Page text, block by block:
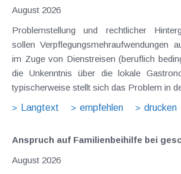
August 2026
Problemstellung und rechtlicher Hintergrund
sollen Verpflegungsmehraufwendungen
im Zuge von Dienstreisen (beruflich
die Unkenntnis über die lokale
typischerweise stellt sich das Problem in
Langtext
empfehlen drucken
Anspruch auf Familienbeihilfe bei
August 2026